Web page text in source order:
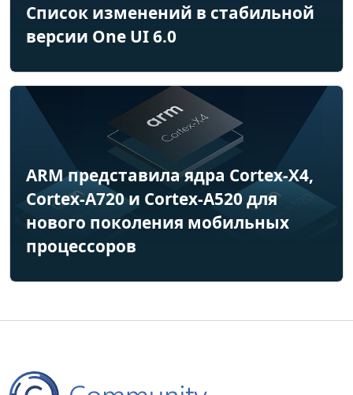
Список изменений в стабильной
версии One UI 6.0
ARM представила ядра Cortex-X4,
Cortex-A720 и Cortex-A520 для
нового поколения мобильных
процессоров